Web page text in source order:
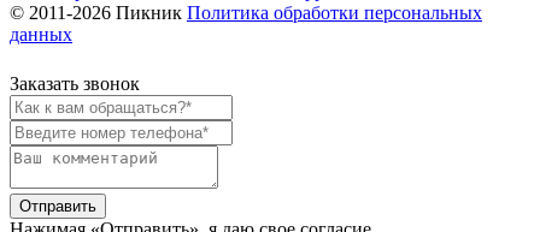
© 2011-2026 Пикник Политика обработки персональных
данных
Заказать звонок
Отправить